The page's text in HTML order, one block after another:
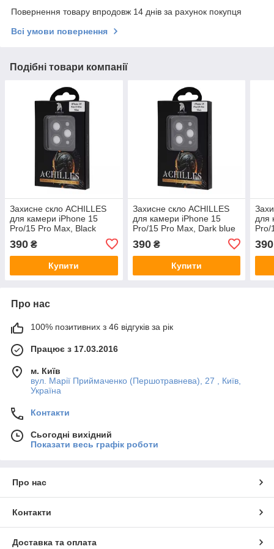
Повернення товару впродовж 14 днів за рахунок покупця
Всі умови повернення
Подібні товари компанії
Захисне скло ACHILLES
для камери iPhone 15
Pro/15 Pro Max, Black
390 ₴
Купити
Захисне скло ACHILLES
для камери iPhone 15
Pro/15 Pro Max, Dark blue
390₴
Купити
для
Pro/
390
Про нас
100% позитивних з 46 відгуків за рік
Працює з 17.03.2016
м. Київ
вул. Марії Приймаченко (Першотравнева), 27 , Київ,
Україна
Контакти
Сьогодні вихідний
Показати весь графік роботи
Про нас
Контакти
Доставка та оплата